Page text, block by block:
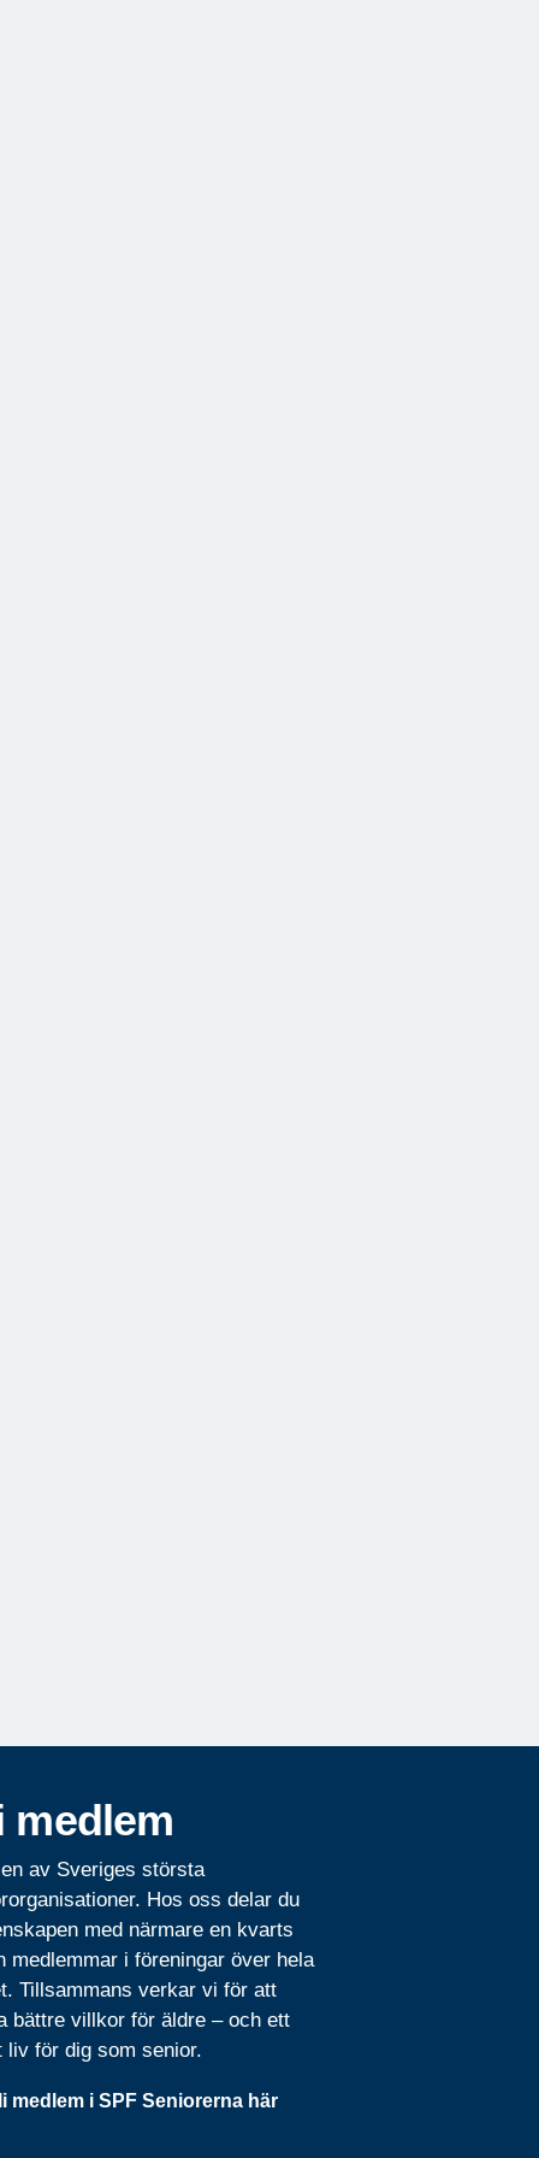
medlem
av Sveriges största
Hos oss delar du
med närmare en kvarts
medlemmar i föreningar över hela
Tillsammans verkar vi för att
bättre villkor för äldre – och ett
liv för dig som senior.
medlem i SPF Seniorerna här